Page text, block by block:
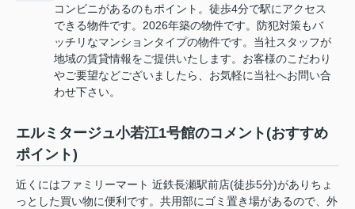
コンビニがあるのもポイント。徒歩4分で駅にアクセス
できる物件です。2026年築の物件です。防犯対策もバ
ッチリなマンションタイプの物件です。当社スタッフが
地域の賃貸情報をご提供いたします。お客様のこだわり
やご要望などございましたら、お気軽に当社へお問い合
わせ下さい。
エルミタージュ小若江1号館のコメント(おすすめ
ポイント)
近くにはファミリーマート 近鉄長瀬駅前店(徒歩5分)がありちょ
っとした買い物に便利です。共用部にゴミ置き場があるので、外